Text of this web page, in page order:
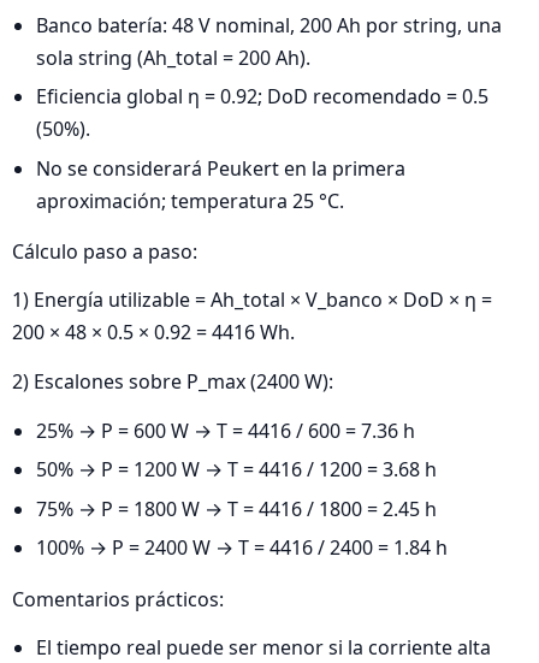
Banco batería: 48 V nominal, 200 Ah por string, una
sola string (Ah_total = 200 Ah).
Eficiencia global η = 0.92; DoD recomendado = 0.5
(50%).
No se considerará Peukert en la primera
aproximación; temperatura 25 °C.
Cálculo paso a paso:
1) Energía utilizable = Ah_total × V_banco × DoD × η =
200 × 48 × 0.5 × 0.92 = 4416 Wh.
2) Escalones sobre P_max (2400 W):
25% → P = 600 W → T = 4416 / 600 = 7.36 h
50% → P = 1200 W → T = 4416 / 1200 = 3.68 h
75% → P = 1800 W → T = 4416 / 1800 = 2.45 h
100% → P = 2400 W → T = 4416 / 2400 = 1.84 h
Comentarios prácticos:
El tiempo real puede ser menor si la corriente alta